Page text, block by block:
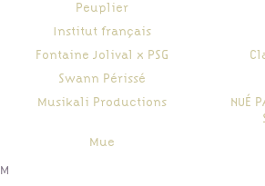
Peuplier
Institut français
Fontaine Jolival x PSG
Swann Périssé
Musikali Productions
NUÉ
Mue
M